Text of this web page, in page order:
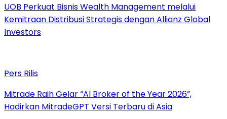
UOB Perkuat Bisnis Wealth Management melalui
Kemitraan Distribusi Strategis dengan Allianz Global
Investors
Pers Rilis
Mitrade Raih Gelar “AI Broker of the Year 2026”,
Hadirkan MitradeGPT Versi Terbaru di Asia